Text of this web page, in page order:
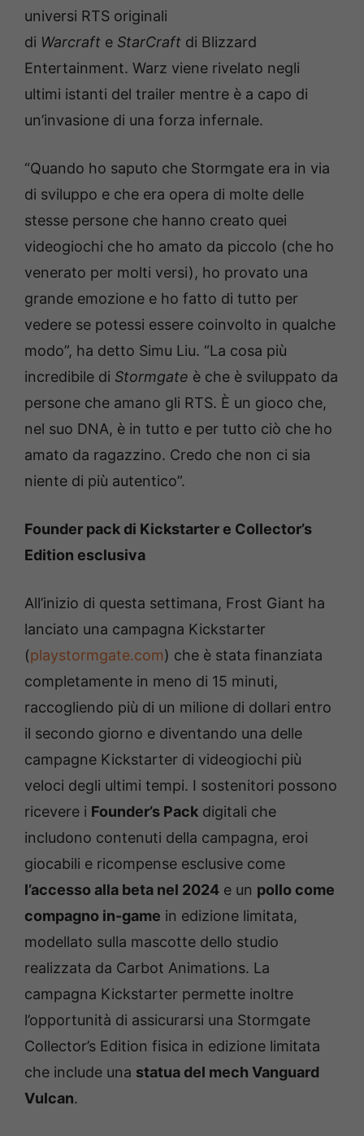
universi RTS originali
di Warcraft e StarCraft di Blizzard
Entertainment. Warz viene rivelato negli
ultimi istanti del trailer mentre è a capo di
un’invasione di una forza infernale.
“Quando ho saputo che Stormgate era in via
di sviluppo e che era opera di molte delle
stesse persone che hanno creato quei
videogiochi che ho amato da piccolo (che ho
venerato per molti versi), ho provato una
grande emozione e ho fatto di tutto per
vedere se potessi essere coinvolto in qualche
modo”, ha detto Simu Liu. “La cosa più
incredibile di Stormgate è che è sviluppato da
persone che amano gli RTS. È un gioco che,
nel suo DNA, è in tutto e per tutto ciò che ho
amato da ragazzino. Credo che non ci sia
niente di più autentico”.
Founder pack di Kickstarter e Collector’s
Edition esclusiva
All’inizio di questa settimana, Frost Giant ha
lanciato una campagna Kickstarter
(playstormgate.com) che è stata finanziata
completamente in meno di 15 minuti,
raccogliendo più di un milione di dollari entro
il secondo giorno e diventando una delle
campagne Kickstarter di videogiochi più
veloci degli ultimi tempi. I sostenitori possono
ricevere i Founder’s Pack digitali che
includono contenuti della campagna, eroi
giocabili e ricompense esclusive come
l’accesso alla beta nel 2024 e un pollo come
compagno in-game in edizione limitata,
modellato sulla mascotte dello studio
realizzata da Carbot Animations. La
campagna Kickstarter permette inoltre
l’opportunità di assicurarsi una Stormgate
Collector’s Edition fisica in edizione limitata
che include una statua del mech Vanguard
Vulcan.